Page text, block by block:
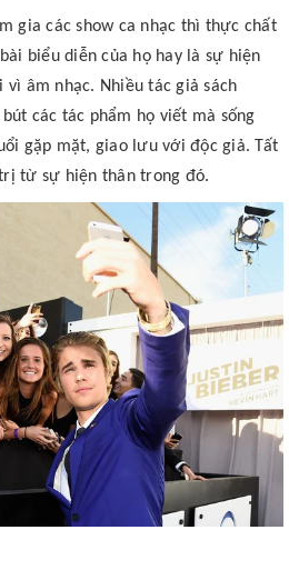
gia các show ca nhạc thì thực chất
biểu diễn của họ hay là sự hiện
vì âm nhạc. Nhiều tác giả sách
các tác phẩm họ viết mà sống
gặp mặt, giao lưu với độc giả. Tất
từ sự hiện thân trong đó.